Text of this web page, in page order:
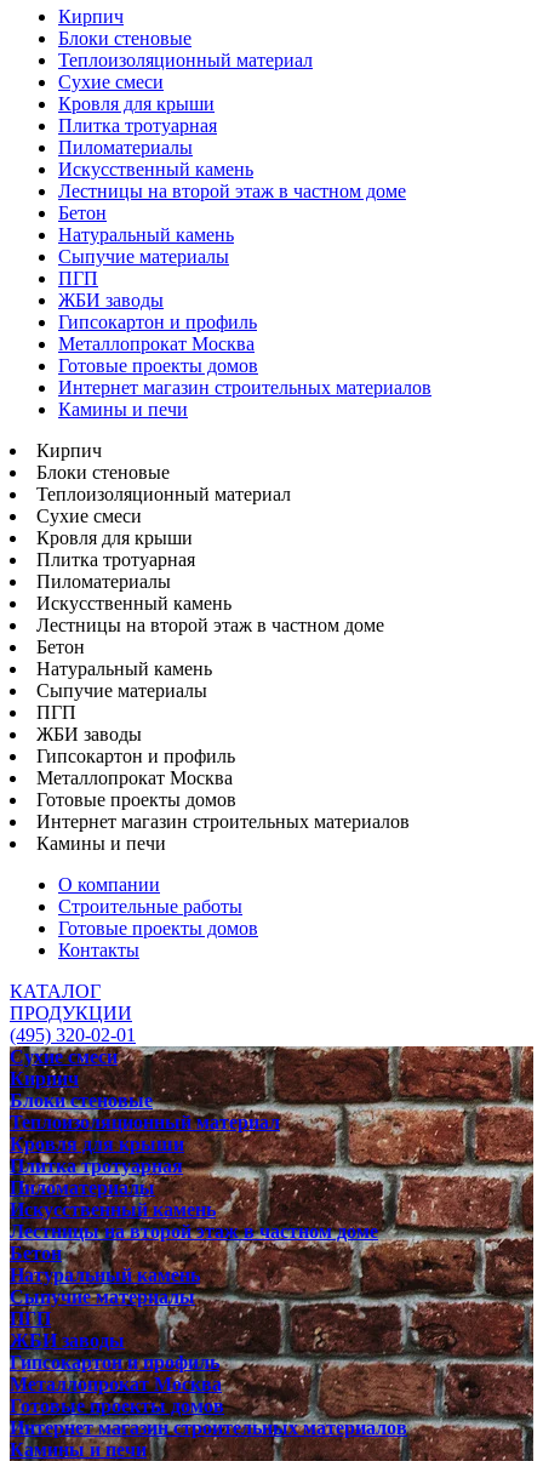
Кирпич
Блоки стеновые
Теплоизоляционный материал
Сухие смеси
Кровля для крыши
Плитка тротуарная
Пиломатериалы
Искусственный камень
Лестницы на второй этаж в частном доме
Бетон
Натуральный камень
Сыпучие материалы
ПГП
ЖБИ заводы
Гипсокартон и профиль
Металлопрокат Москва
Готовые проекты домов
Интернет магазин строительных материалов
Камины и печи
Кирпич
Блоки стеновые
Теплоизоляционный материал
Сухие смеси
Кровля для крыши
Плитка тротуарная
Пиломатериалы
Искусственный камень
Лестницы на второй этаж в частном доме
Бетон
Натуральный камень
Сыпучие материалы
ПГП
ЖБИ заводы
Гипсокартон и профиль
Металлопрокат Москва
Готовые проекты домов
Интернет магазин строительных материалов
Камины и печи
О компании
Строительные работы
Готовые проекты домов
Контакты
КАТАЛОГ
ПРОДУКЦИИ
(495) 320-02-01
Сухие смеси
Кирпич
Блоки стеновые
Теплоизоляционный материал
Кровля для крыши
Плитка тротуарная
Пиломатериалы
Искусственный камень
Лестницы на второй этаж в частном доме
Бетон
Натуральный камень
Сыпучие материалы
ПГП
ЖБИ заводы
Гипсокартон и профиль
Металлопрокат Москва
Готовые проекты домов
Интернет магазин строительных материалов
Камины и печи